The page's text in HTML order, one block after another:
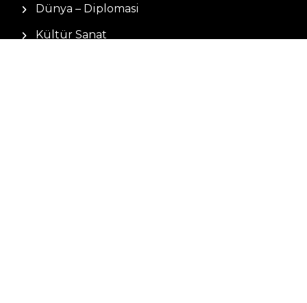
Dünya – Diplomasi
Kültür Sanat